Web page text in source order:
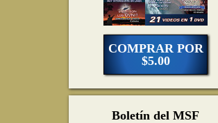
COMPRAR POR
$5.00
Boletín del MSF